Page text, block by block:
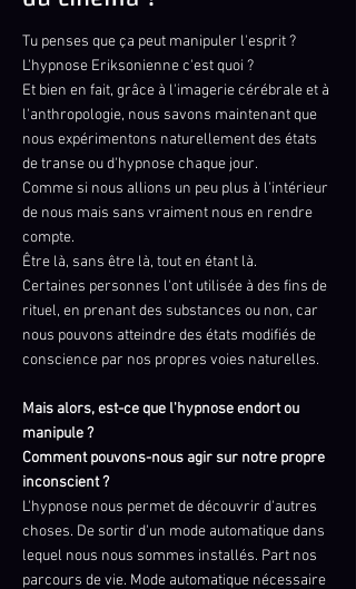
Tu penses que ça peut manipuler l'esprit ?
L'hypnose Eriksonienne c'est quoi ?
Et bien en fait, grâce à l'imagerie cérébrale et à
l'anthropologie, nous savons maintenant que
nous expérimentons naturellement des états
de transe ou d'hypnose chaque jour.
Comme si nous allions un peu plus à l'intérieur
de nous mais sans vraiment nous en rendre
compte.
Être là, sans être là, tout en étant là.
Certaines personnes l'ont utilisée à des fins de
rituel, en prenant des substances ou non, car
nous pouvons atteindre des états modifiés de
conscience par nos propres voies naturelles.
Mais alors, est-ce que l'hypnose endort ou
manipule ?
Comment pouvons-nous agir sur notre propre
inconscient ?
L'hypnose nous permet de découvrir d'autres
choses. De sortir d'un mode automatique dans
lequel nous nous sommes installés. Part nos
parcours de vie. Mode automatique nécessaire